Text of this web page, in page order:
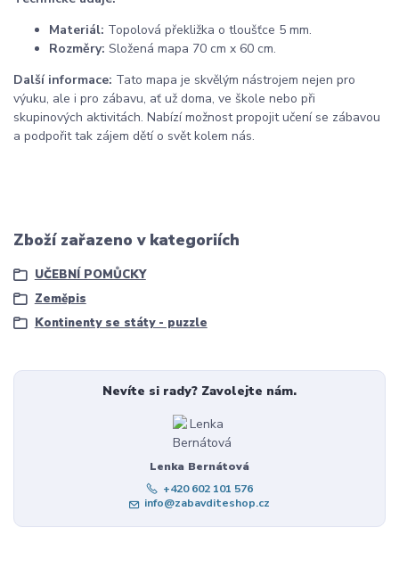
Materiál: Topolová překližka o tloušťce 5 mm.
Rozměry: Složená mapa 70 cm x 60 cm.
Další informace: Tato mapa je skvělým nástrojem nejen pro
výuku, ale i pro zábavu, ať už doma, ve škole nebo při
skupinových aktivitách. Nabízí možnost propojit učení se zábavou
a podpořit tak zájem dětí o svět kolem nás.
Zboží zařazeno v kategoriích
UČEBNÍ POMŮCKY
Zeměpis
Kontinenty se státy - puzzle
Nevíte si rady? Zavolejte nám.
Lenka Bernátová
+420 602 101 576
info@zabavditeshop.cz